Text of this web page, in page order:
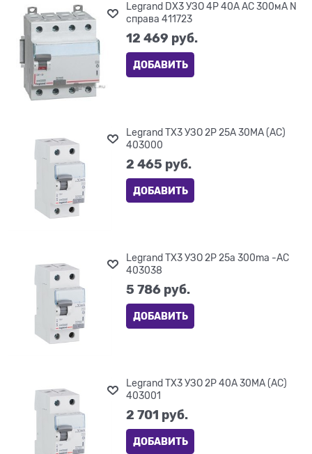
Legrand DX3 УЗО 4P 40А AC 300мА N
справа 411723
12 469 руб.
ДОБАВИТЬ
Legrand TX3 УЗО 2P 25A 30MA (AC)
403000
2 465 руб.
ДОБАВИТЬ
Legrand TX3 УЗО 2P 25a 300ma -AC
403038
5 786 руб.
ДОБАВИТЬ
Legrand TX3 УЗО 2P 40A 30MA (AC)
403001
2 701 руб.
ДОБАВИТЬ